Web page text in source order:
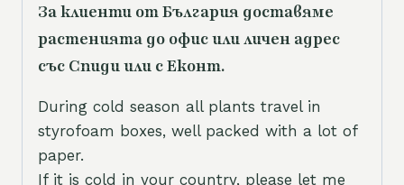
За клиенти от България доставяме
растенията до офис или личен адрес
със Спиди или с Еконт.
During cold season all plants travel in
styrofoam boxes, well packed with a lot of
paper.
If it is cold in your country, please let me